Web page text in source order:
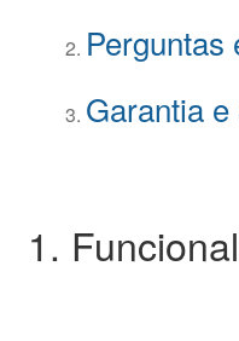
Perguntas
Garantia
1.